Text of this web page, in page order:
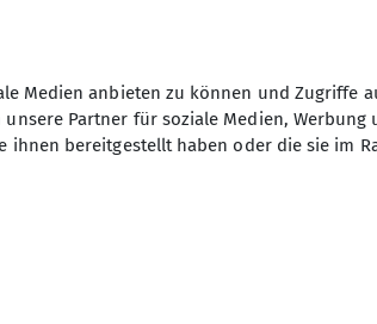
Medien anbieten zu können und Zugriffe
Partner für soziale Medien, Werbung
bereitgestellt haben oder die sie im